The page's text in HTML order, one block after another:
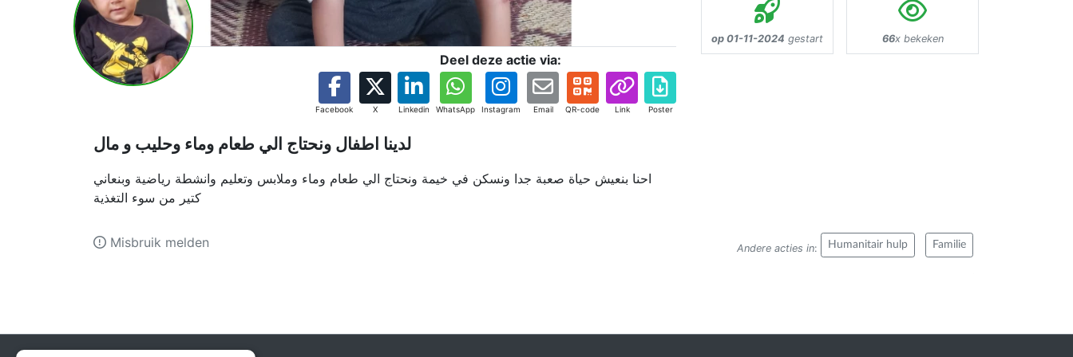
Deel deze actie via:
Facebook X Linkedin WhatsApp Instagram Email QR-code Link Poster
لدينا اطفال ونحتاج الي طعام وماء وحليب و مال
احنا بنعيش حياة صعبة جدا ونسكن في خيمة ونحتاج الي طعام وماء وملابس وتعليم وانشطة رياضية وبنعاني
op 01-11-2024 gestart 66x bekeken
Andere acties in: Humanitair hulp Familie
Misbruik melden